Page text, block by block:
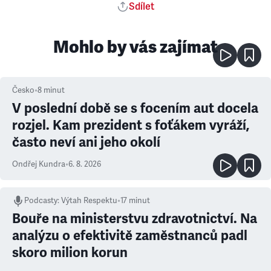
Sdílet
Mohlo by vás zajímat
Česko•8 minut
V poslední době se s focením aut docela
rozjel. Kam prezident s foťákem vyráží,
často neví ani jeho okolí
Ondřej Kundra•6. 8. 2026
Podcasty:Výtah Respektu•17 minut
Bouře na ministerstvu zdravotnictví. Na
analýzu o efektivitě zaměstnanců padl
skoro milion korun